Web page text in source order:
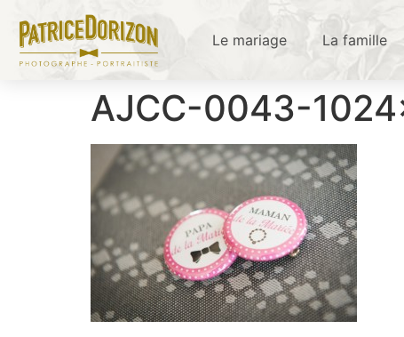
Le mariage La famille
AJCC-0043-